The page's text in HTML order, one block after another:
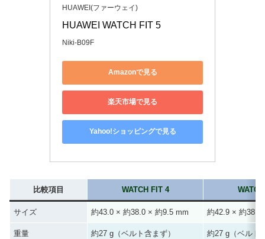
HUAWEI(ファーウェイ)
HUAWEI WATCH FIT 5
Niki-B09F
Amazonで見る
楽天市場で見る
Yahoo!ショッピングで見る
比較項目 WATCH FIT 4
サイズ 約43.0 × 約38.0 × 約9.5 mm 約42.9 × 約38.2
重量 約27 g（ベルト含まず） 約27 g（ベルト